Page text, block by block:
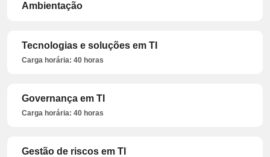
Ambientação
Tecnologias e soluções em TI
Carga horária: 40 horas
Governança em TI
Carga horária: 40 horas
Gestão de riscos em TI